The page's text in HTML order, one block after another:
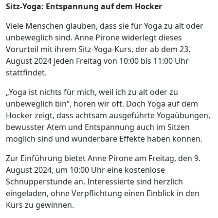
Sitz-Yoga: Entspannung auf dem Hocker
Viele Menschen glauben, dass sie für Yoga zu alt oder
unbeweglich sind. Anne Pirone widerlegt dieses
Vorurteil mit ihrem Sitz-Yoga-Kurs, der ab dem 23.
August 2024 jeden Freitag von 10:00 bis 11:00 Uhr
stattfindet.
„Yoga ist nichts für mich, weil ich zu alt oder zu
unbeweglich bin“, hören wir oft. Doch Yoga auf dem
Hocker zeigt, dass achtsam ausgeführte Yogaübungen,
bewusster Atem und Entspannung auch im Sitzen
möglich sind und wunderbare Effekte haben können.
Zur Einführung bietet Anne Pirone am Freitag, den 9.
August 2024, um 10:00 Uhr eine kostenlose
Schnupperstunde an. Interessierte sind herzlich
eingeladen, ohne Verpflichtung einen Einblick in den
Kurs zu gewinnen.